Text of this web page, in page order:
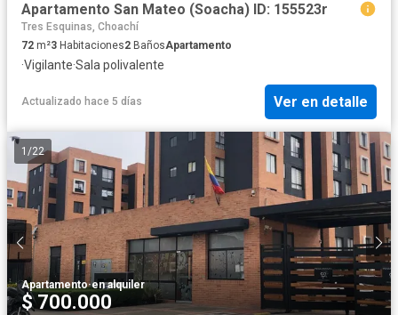
Apartamento San Mateo (Soacha) ID: 155523r
Tres Esquinas, Choachí
72 m²3 Habitaciones2 BañosApartamento
·Vigilante·Sala polivalente
Actualizado hace 5 días Ver en detalle
1 /22
Apartamento·en alquiler
$ 700.000